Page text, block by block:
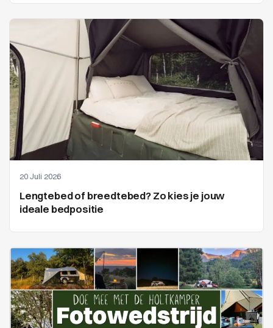
20 Juli 2026
Lengtebed of breedtebed? Zo kies je jouw
ideale bedpositie